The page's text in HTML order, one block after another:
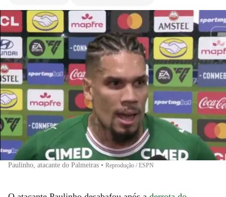
Paulinho, atacante do Palmeiras • Reprodução / ESPN